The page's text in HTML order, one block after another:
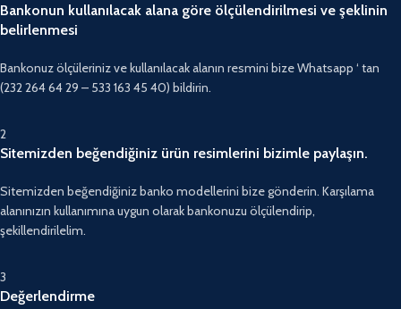
Bankonun kullanılacak alana göre ölçülendirilmesi ve şeklinin
belirlenmesi
Bankonuz ölçüleriniz ve kullanılacak alanın resmini bize Whatsapp ‘ tan
(232 264 64 29 – 533 163 45 40) bildirin.
2
Sitemizden beğendiğiniz ürün resimlerini bizimle paylaşın.
Sitemizden beğendiğiniz banko modellerini bize gönderin. Karşılama
alanınızın kullanımına uygun olarak bankonuzu ölçülendirip,
şekillendirilelim.
3
Değerlendirme